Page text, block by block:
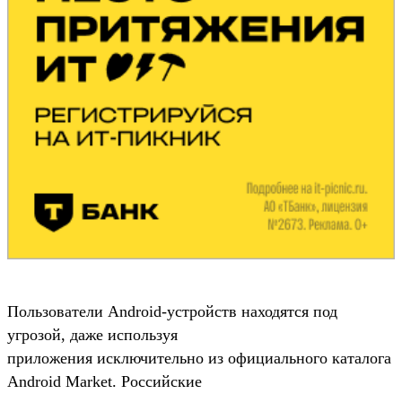
Пользователи Android-устройств находятся под
угрозой, даже используя
приложения исключительно из официального каталога
Android Market. Российские